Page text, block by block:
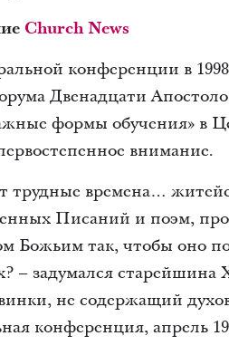
Church News
конференции в
Двенадцати
формы обучения» в
внимание.
трудные времена…
Писаний и поэм,
Божьим так, чтобы оно
– задумался
не содержащий
конференция, апрель